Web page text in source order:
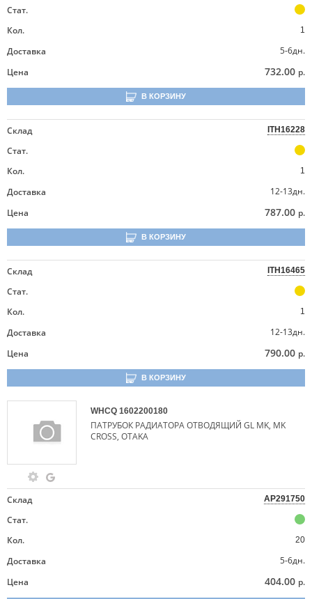
Стат.
Кол.
1
Доставка
5-6дн.
Цена
732.00 р.
В КОРЗИНУ
Склад ITH16228
Стат.
Кол.
1
Доставка
12-13дн.
Цена
787.00 р.
В КОРЗИНУ
Склад ITH16465
Стат.
Кол.
1
Доставка
12-13дн.
Цена
790.00 р.
В КОРЗИНУ
WHCQ 1602200180
ПАТРУБОК РАДИАТОРА ОТВОДЯЩИЙ GL MK, MK
CROSS, OTAKA
Склад AP291750
Стат.
Кол.
20
Доставка
5-6дн.
Цена
404.00 р.